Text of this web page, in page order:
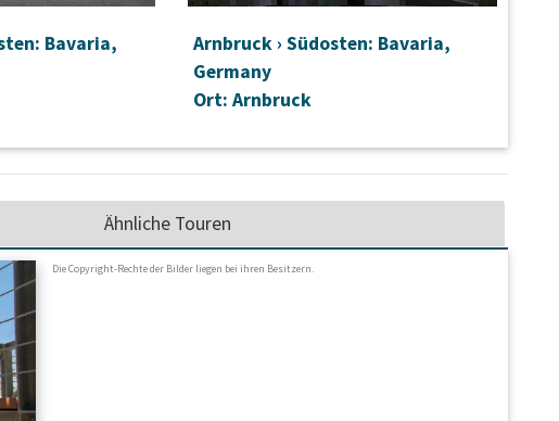
Bavaria,
Arnbruck › Südosten: Bavaria,
Germany
Ort: Arnbruck
Ähnliche Touren
Die Copyright-Rechte der Bilder liegen bei ihren Besitzern.